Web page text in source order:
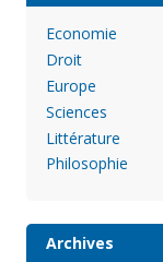
Economie
Droit
Europe
Sciences
Littérature
Philosophie
Archives